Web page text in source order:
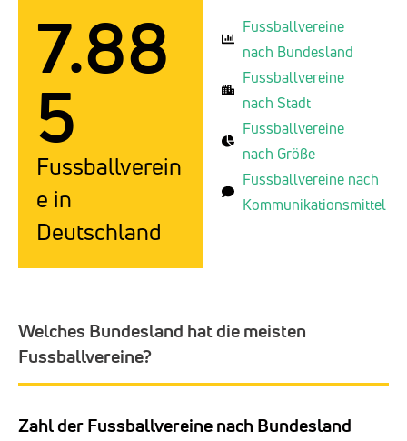
7.88
5
Fussballverein
e in
Deutschland
Fussballvereine
nach Bundesland
Fussballvereine
nach Stadt
Fussballvereine
nach Größe
Fussballvereine nach
Kommunikationsmittel
Welches Bundesland hat die meisten
Fussballvereine?
Zahl der Fussballvereine nach Bundesland